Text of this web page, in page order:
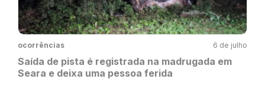
ocorrências 6 de julho
Saída de pista é registrada na madrugada em
Seara e deixa uma pessoa ferida